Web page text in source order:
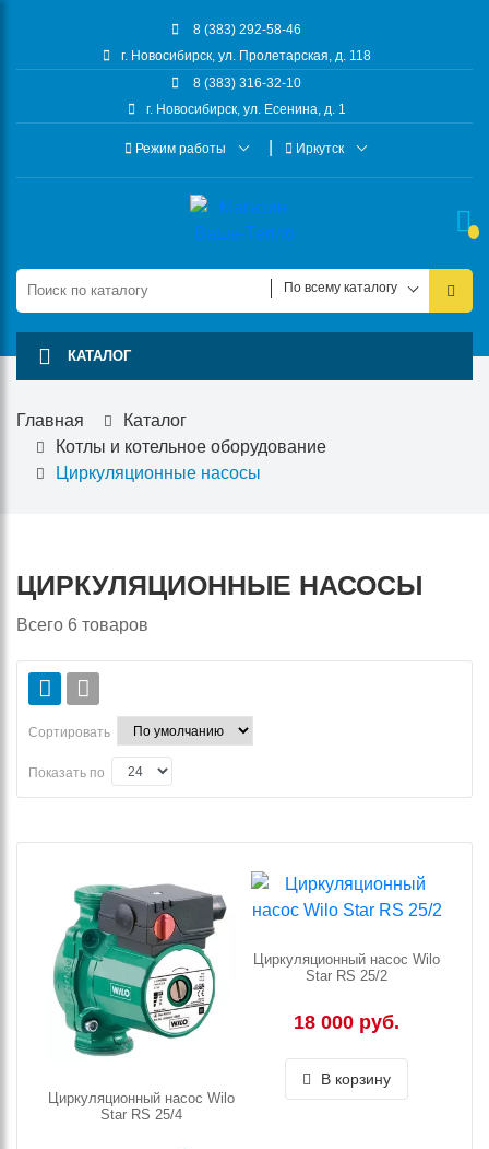
8 (383) 292-58-46
г. Новосибирск, ул. Пролетарская, д. 118
8 (383) 316-32-10
г. Новосибирск, ул. Есенина, д. 1
Режим работы Иркутск
По всему каталогу
КАТАЛОГ
Главная
Каталог
Котлы и котельное оборудование
Циркуляционные насосы
ЦИРКУЛЯЦИОННЫЕ НАСОСЫ
Всего 6 товаров
Сортировать
Показать по
Циркуляционный насос Wilo
Star RS 25/4
Циркуляционный насос Wilo
Star RS 25/2
18 000 руб.
В корзину